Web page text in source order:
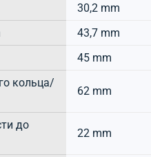
30,2 mm
43,7 mm
45 mm
кольца/
62 mm
до
22 mm